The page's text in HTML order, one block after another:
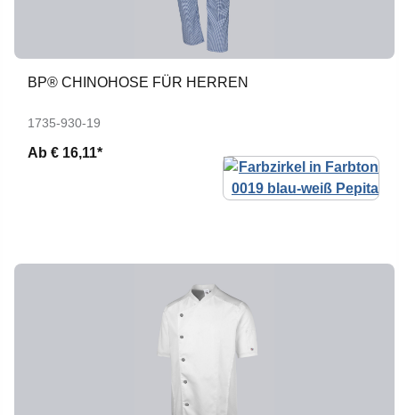
BP® CHINOHOSE FÜR HERREN
1735-930-19
Ab € 16,11*